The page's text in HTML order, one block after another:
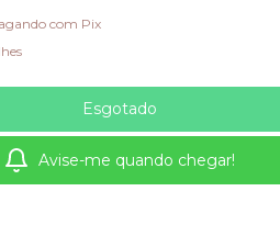
com Pix
Avise-me quando chegar!